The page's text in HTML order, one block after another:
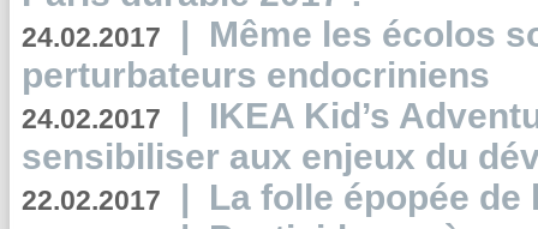
24.02.2017 | Même les écolos
perturbateurs endocriniens
24.02.2017 | IKEA Kid’s
sensibiliser aux enjeux du
22.02.2017 | La folle épopée de